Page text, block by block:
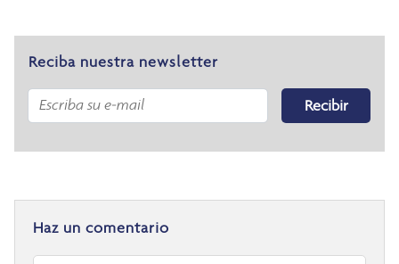
Reciba nuestra newsletter
Recibir
Haz un comentario